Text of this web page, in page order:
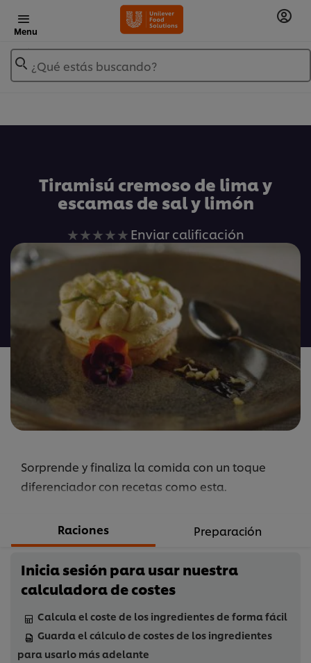
Menu
¿Qué estás buscando?
Tiramisú cremoso de lima y
escamas de sal y limón
No
se
enviado
calificaciones
para
este
recipe
Enviar calificación
Sorprende y finaliza la comida con un toque
diferenciador con recetas como esta.
Raciones Preparación
Inicia sesión para usar nuestra
calculadora de costes
Calcula el coste de los ingredientes de forma fácil
Guarda el cálculo de costes de los ingredientes
para usarlo más adelante